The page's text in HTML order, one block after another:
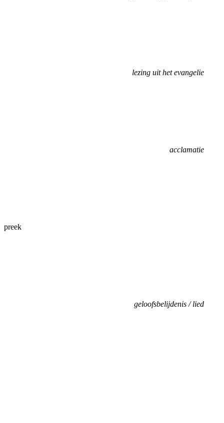
lezing uit het evangelie
acclamatie
preek
geloofsbelijdenis / lied